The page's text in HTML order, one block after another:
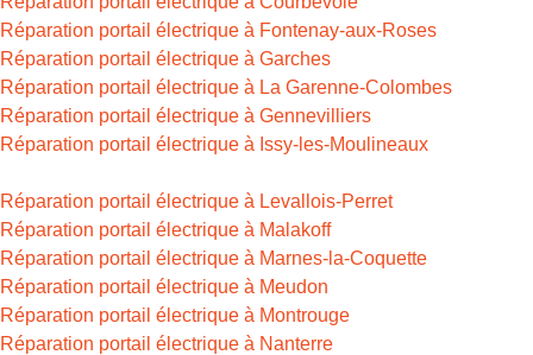
Réparation portail électrique à Fontenay-aux-Roses
Réparation portail électrique à Garches
Réparation portail électrique à La Garenne-Colombes
Réparation portail électrique à Gennevilliers
Réparation portail électrique à Issy-les-Moulineaux
Réparation portail électrique à Levallois-Perret
Réparation portail électrique à Malakoff
Réparation portail électrique à Marnes-la-Coquette
Réparation portail électrique à Meudon
Réparation portail électrique à Montrouge
Réparation portail électrique à Nanterre